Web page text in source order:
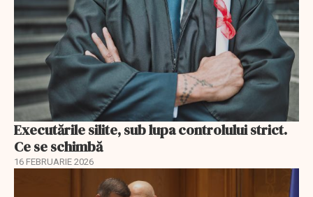
Executările silite, sub lupa controlului strict.
Ce se schimbă
16 FEBRUARIE 2026